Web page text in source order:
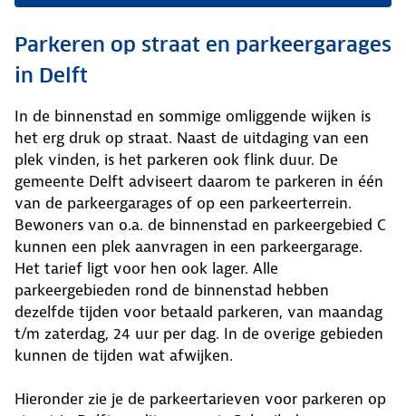
Parkeren op straat en parkeergarages
in Delft
In de binnenstad en sommige omliggende wijken is
het erg druk op straat. Naast de uitdaging van een
plek vinden, is het parkeren ook flink duur. De
gemeente Delft adviseert daarom te parkeren in één
van de parkeergarages of op een parkeerterrein.
Bewoners van o.a. de binnenstad en parkeergebied C
kunnen een plek aanvragen in een parkeergarage.
Het tarief ligt voor hen ook lager. Alle
parkeergebieden rond de binnenstad hebben
dezelfde tijden voor betaald parkeren, van maandag
t/m zaterdag, 24 uur per dag. In de overige gebieden
kunnen de tijden wat afwijken.
Hieronder zie je de parkeertarieven voor parkeren op